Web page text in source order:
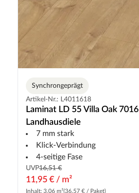
Synchrongeprägt
Artikel-Nr.: L4011618
Laminat LD 55 Villa Oak 7016
Landhausdiele
7 mm stark
Klick-Verbindung
4-seitige Fase
UVP16,51 €
11,95 € / m²
Inhalt: 3.06 m²(36,57 € / Paket)